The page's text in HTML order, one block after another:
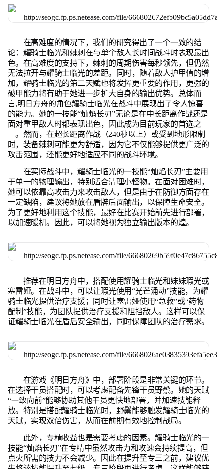
在高难度的情况下，我们的研究得出了一个一致的结
论：耀骑士临光和棘刺在与单个敌人长时间战斗时表现最出
色。在高难度的支持下，棘刺的周期伤害每秒领先，但仍然
无法拉开与耀骑士临光的差距。同时，随着敌人护甲值的增
加，耀骑士临光的第二天赋也将发挥更重要的作用，更强的
破甲能力将有助于她进一步扩大自身的输出优势。总体而
言,明日方舟的角色耀骑士临光在战斗中展现出了令人惊喜
的能力。她的一技能“灿焰长刃”无论是在中长距离作战还是
面对重甲敌人时都表现出色，因此成为目前玩家的首选之
一。然而，在超长距离作战（240秒以上）或受到地形限制
时，装备棘刺可能更为舒适，因为它不仅能够提供更广泛的
攻击范围，还能更好地适应不同的战斗环境。
在实际战斗中，耀骑士临光的一技能“灿焰长刃”主要用
于单一的物理输出，特别适合清理小怪物。在面对困难时，
她可以依靠高攻击力来攻击敌人，但是由于在防御方面存在
一定缺陷，建议将她放在盾牌后面输出，以保障生命安全。
为了更好地利用这个技能，最好在比赛开始前先进行部署，
以加速暖机。因此，可以将她视为独立输出版本的煌。
推荐在明日方舟中，搭配使用耀骑士临光和妹妹瑕光或
塞雷娅。在战斗中，可以让瑕光使用“光芒涌动”技能，为耀
骑士临光提供治疗支援；同时让塞雷娅使用“急救”或“药物
配制”技能，为团队提供治疗支援和阻挡敌人。这样可以保
证耀骑士临光在盾后安全输出，同时保障团队的治疗需求。
在游戏《明日方舟》中，部署阶段是非常关键的环节。
在选择干员搭配时，可以考虑配备先锋干员野鬃。她的天赋
“一致向前”能够协助其他干员更快地部署，并加速技能释
放。特别是搭配耀骑士临光时，野鬃能够触发耀骑士临光的
天赋，实现双倍伤害，从而在前期有效地控制战局。
此外，专精收益也是需要考虑的因素。耀骑士临光的一
技能“灿焰长刃”在专精中虽然攻击力和攻速会持续提高，但
点火所需的技力不会减少。因此在提升至专三之前，建议优